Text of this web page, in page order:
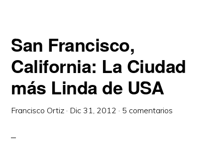
San Francisco,
California: La Ciudad
más Linda de USA
Francisco Ortiz · Dic 31, 2012 · 5 comentarios